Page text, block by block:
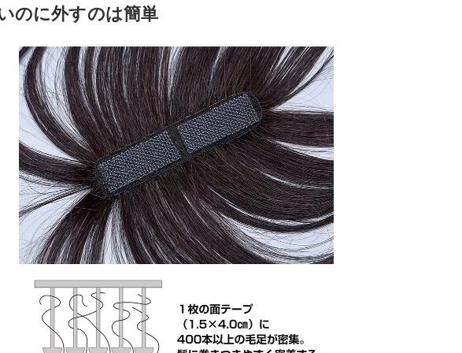
のに外すのは簡単